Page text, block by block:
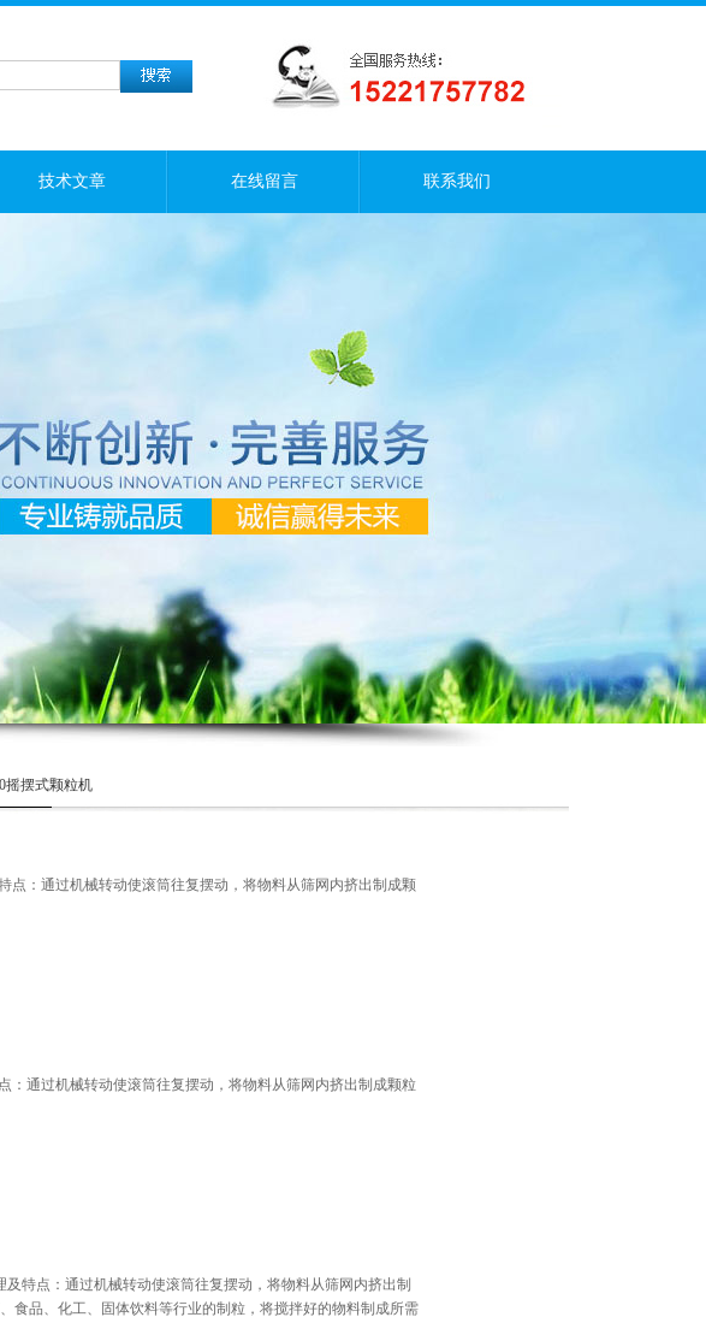
技术文章 在线留言 联系我们
摆式颗粒机
点：通过机械转动使滚筒往复摆动，将物料从筛网内挤出制成颗
：通过机械转动使滚筒往复摆动，将物料从筛网内挤出制成颗粒
特点：通过机械转动使滚筒往复摆动，将物料从筛网内挤出制
食品、化工、固体饮料等行业的制粒，将搅拌好的物料制成所需